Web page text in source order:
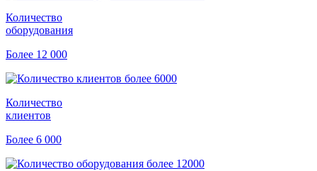
Количество
оборудования
Более 12 000
Количество
клиентов
Более 6 000